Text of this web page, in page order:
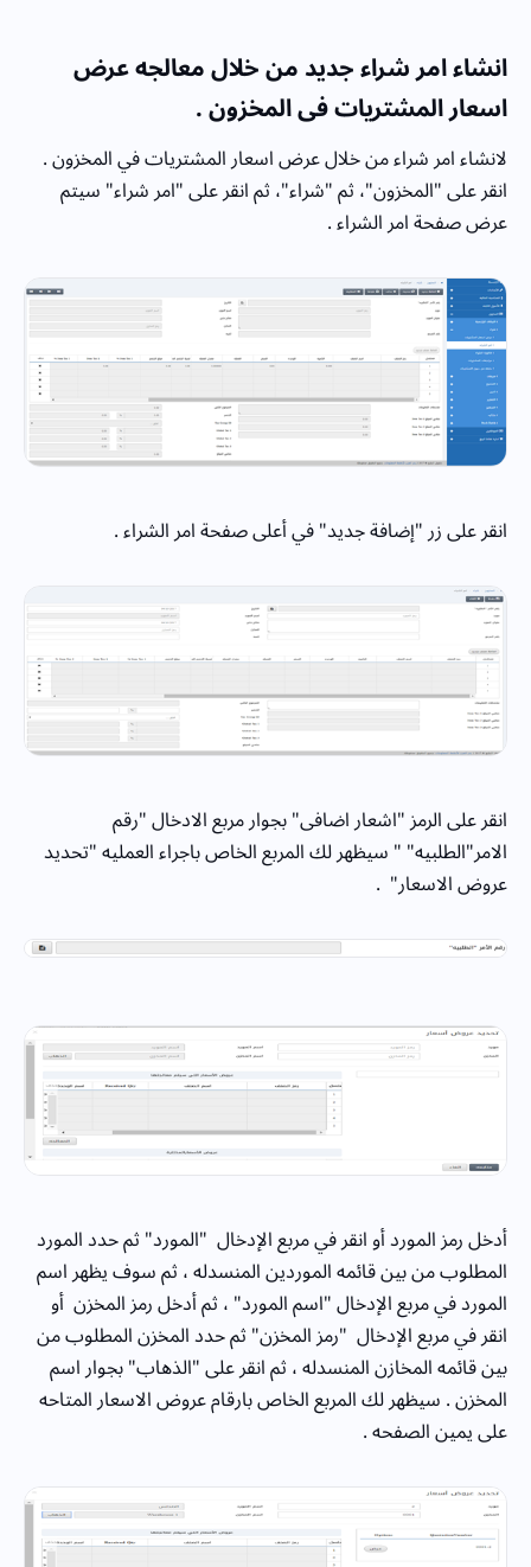
انشاء امر شراء جديد من خلال معالجه عرض
اسعار المشتريات فى المخزون .
لانشاء امر شراء من خلال عرض اسعار المشتريات في المخزون .
انقر على "المخزون"، ثم "شراء"، ثم انقر على "امر شراء" سيتم
عرض صفحة امر الشراء .
انقر على زر "إضافة جديد" في أعلى صفحة امر الشراء .
انقر على الرمز "اشعار اضافى" بجوار مربع الادخال "رقم
الامر"الطلبيه" " سيظهر لك المربع الخاص باجراء العمليه "تحديد
عروض الاسعار" .
أدخل رمز المورد أو انقر في مربع الإدخال "المورد" ثم حدد المورد
المطلوب من بين قائمه الموردين المنسدله ، ثم سوف يظهر اسم
المورد في مربع الإدخال "اسم المورد" ، ثم أدخل رمز المخزن أو
انقر في مربع الإدخال "رمز المخزن" ثم حدد المخزن المطلوب من
بين قائمه المخازن المنسدله ، ثم انقر على "الذهاب" بجوار اسم
المخزن . سيظهر لك المربع الخاص بارقام عروض الاسعار المتاحه
على يمين الصفحه .